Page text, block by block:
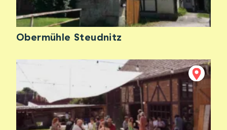
Obermühle Steudnitz